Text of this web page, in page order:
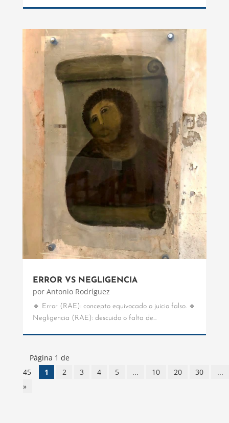
ERROR VS NEGLIGENCIA
por Antonio Rodríguez
🔹 Error (RAE): concepto equivocado o juicio falso. 🔹
Negligencia (RAE): descuido o falta de...
Página 1 de
45
1 2 3 4 5 ... 10 20 30
...
»